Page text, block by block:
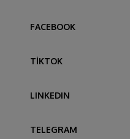
FACEBOOK
TİKTOK
LINKEDIN
TELEGRAM